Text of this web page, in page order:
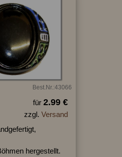
Best.Nr.:43066
für 2.99 €
zzgl. Versand
hergestellt.